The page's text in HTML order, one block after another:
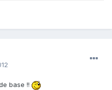
base !!